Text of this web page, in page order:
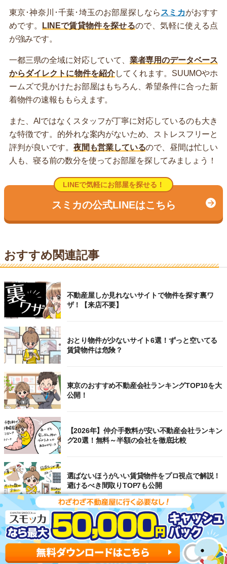
東京･神奈川･千葉･埼玉のお部屋探しなら スミカがおすす
めです。
LINEで賃貸物件を探せるので、気軽に使える点
が強みです。
一都三県の全域に対応していて、 業者専用のデータベース
からダイレクトに物件を紹介してくれます。SUUMOやホ
ームズで見かけたお部屋はもちろん、希望条件に合った新
着物件の速報ももらえます。
また、AIではなくスタッフが丁寧に対応しているのも大き
な特徴です。的外れな案内がないため、ストレスフリーと
評判が良いです。 夜間も営業しているので、昼間は忙しい
人も、寝る前の数分を使ってお部屋を探してみましょう！
LINEで気軽にお部屋を探せる！
スミカの公式LINEはこちら
おすすめ関連記事
不動産屋しか見れないサイトで物件を探す裏ワ
ザ！【来店不要】
おとり物件が少ないサイト6選！ずっと空いてる
賃貸物件は危険？
東京のおすすめ不動産会社ランキングTOP10を大
公開！
【2026年】仲介手数料が安い不動産会社ランキン
グ20選！無料～半額の会社を徹底比較
選ばないほうがいい賃貸物件をプロ視点で解説！
避けるべき間取りTOP7も公開
【2026年】賃貸サイトおすすめランキング！全
50社の物件探しサイトを比較検証